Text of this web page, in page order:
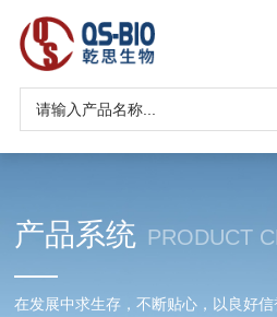
产品系统 PRODUCT
在发展中求生存，不断贴心，以良好